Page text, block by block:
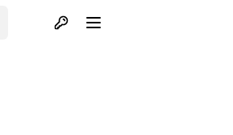
Otvori profil